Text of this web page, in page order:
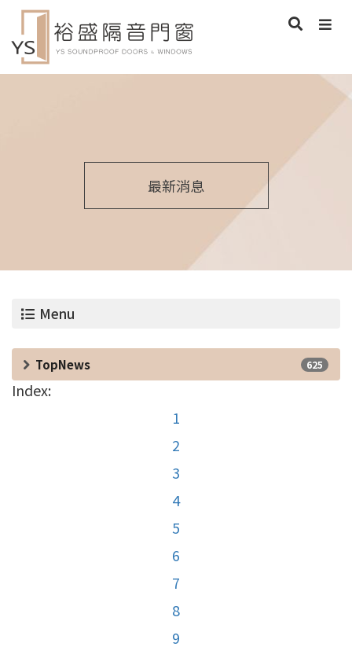
最新消息
Menu
TopNews 625
Index:
1
2
3
4
5
6
7
8
9